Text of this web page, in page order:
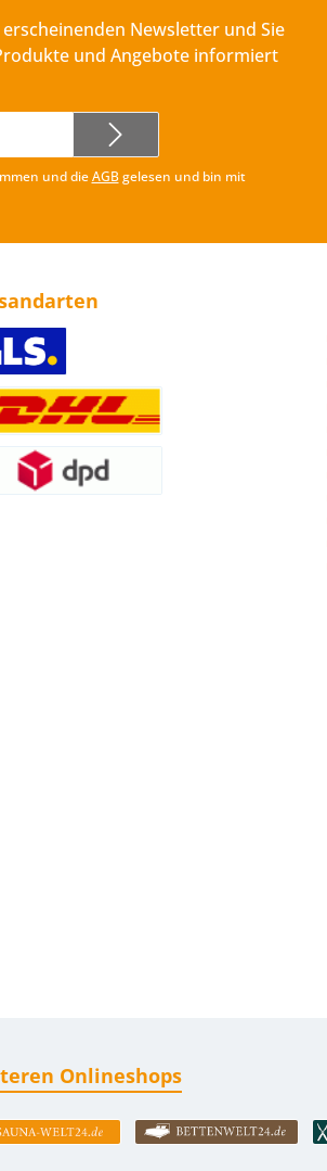
Newsletter und Sie
und Angebote informiert
und dieAGBgelesen und bin mit
Onlineshops